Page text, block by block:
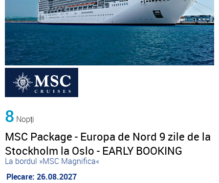
8 Nopți
MSC Package - Europa de Nord 9 zile de la
Stockholm la Oslo - EARLY BOOKING
La bordul »MSC Magnifica«
Plecare: 26.08.2027